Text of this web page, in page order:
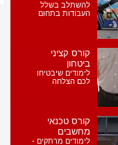
להשתלב בשלל
העבודות בתחום
קורס קציני
ביטחון
לימודים שיבטיחו
לכם הצלחה
קורס טכנאי
מחשבים
לימודים מרתקים -